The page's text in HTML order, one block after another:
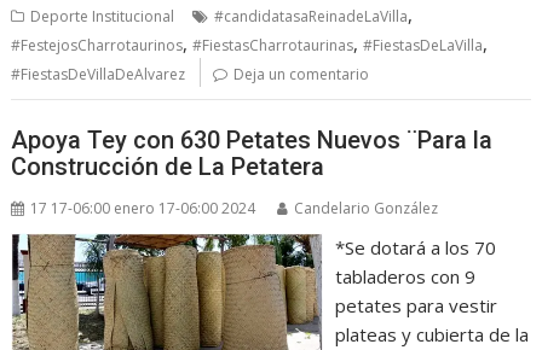
Deporte Institucional #candidatasaReinadeLaVilla,
#FestejosCharrotaurinos,#FiestasCharrotaurinas,#FiestasDeLaVilla,
#FiestasDeVillaDeAlvarez Deja un comentario
Apoya Tey con 630 Petates Nuevos ¨Para la
Construcción de La Petatera
17 17-06:00 enero 17-06:00 2024 Candelario González
*Se dotará a los 70
tabladeros con 9
petates para vestir
plateas y cubierta de la